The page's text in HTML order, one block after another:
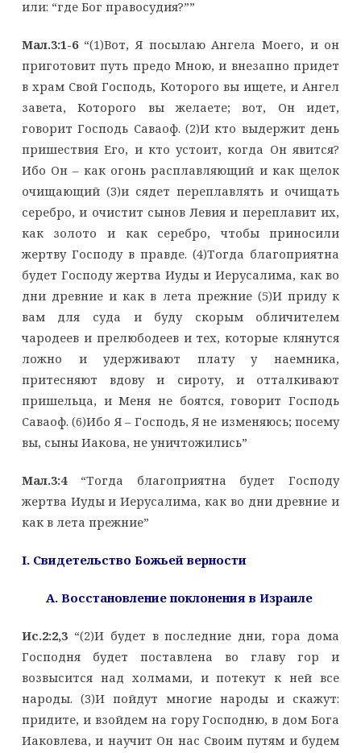
или: “где Бог правосудия?””
Мал.3:1-6“(1)Вот, Я посылаю Ангела Моего, и он
приготовит путь предо Мною, и внезапно придет
в храм Свой Господь, Которого вы ищете, и Ангел
завета, Которого вы желаете; вот, Он идет,
говорит Господь Саваоф. (2)И кто выдержит день
пришествия Его, и кто устоит, когда Он явится?
Ибо Он – как огонь расплавляющий и как щелок
очищающий (3)и сядет переплавлять и очищать
серебро, и очистит сынов Левия и переплавит их,
как золото и как серебро, чтобы приносили
жертву Господу в правде. (4)Тогда благоприятна
будет Господу жертва Иуды и Иерусалима, как во
дни древние и как в лета прежние (5)И приду к
вам для суда и буду скорым обличителем
чародеев и прелюбодеев и тех, которые клянутся
ложно и удерживают плату у наемника,
притесняют вдову и сироту, и отталкивают
пришельца, и Меня не боятся, говорит Господь
Саваоф. (6)Ибо Я – Господь, Я не изменяюсь; посему
вы, сыны Иакова, не уничтожились”
Мал.3:4“Тогда благоприятна будет Господу
жертва Иуды и Иерусалима, как во дни древние и
как в лета прежние”
I. Свидетельство Божьей верности
A. Восстановление поклонения в Израиле
Ис.2:2,3“(2)И будет в последние дни, гора дома
Господня будет поставлена во главу гор и
возвысится над холмами, и потекут к ней все
народы. (3)И пойдут многие народы и скажут:
придите, и взойдем на гору Господню, в дом Бога
Иаковлева, и научит Он нас Своим путям и будем